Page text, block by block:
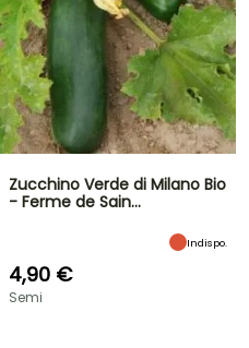
Zucchino Verde di Milano Bio
- Ferme de Sain…
Indispo.
4,90 €
Semi